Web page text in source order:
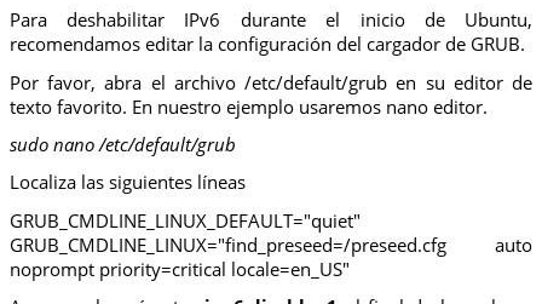
Para deshabilitar IPv6 durante el inicio de Ubuntu,
recomendamos editar la configuración del cargador de GRUB.
Por favor, abra el archivo /etc/default/grub en su editor de
texto favorito. En nuestro ejemplo usaremos nano editor.
sudo nano /etc/default/grub
Localiza las siguientes líneas
GRUB_CMDLINE_LINUX_DEFAULT="quiet"
GRUB_CMDLINE_LINUX="find_preseed=/preseed.cfg auto
noprompt priority=critical locale=en_US"